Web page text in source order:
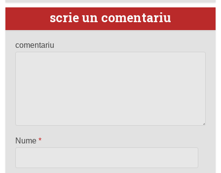
scrie un comentariu
comentariu
Nume*